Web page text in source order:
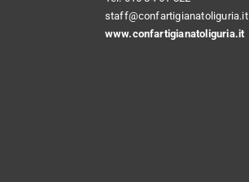
staff@confartigianatoliguria.it
www.confartigianatoliguria.it